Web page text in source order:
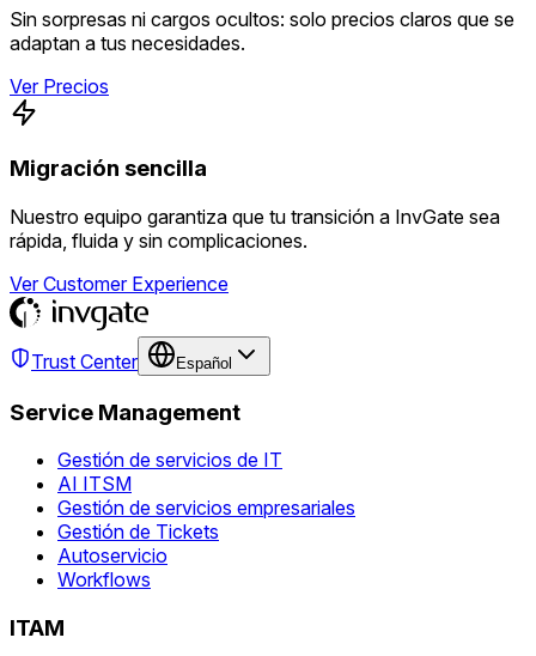
Sin sorpresas ni cargos ocultos: solo precios claros que se
adaptan a tus necesidades.
Ver Precios
Migración sencilla
Nuestro equipo garantiza que tu transición a InvGate sea
rápida, fluida y sin complicaciones.
Ver Customer Experience
Trust Center Español
Service Management
Gestión de servicios de IT
AI ITSM
Gestión de servicios empresariales
Gestión de Tickets
Autoservicio
Workflows
ITAM